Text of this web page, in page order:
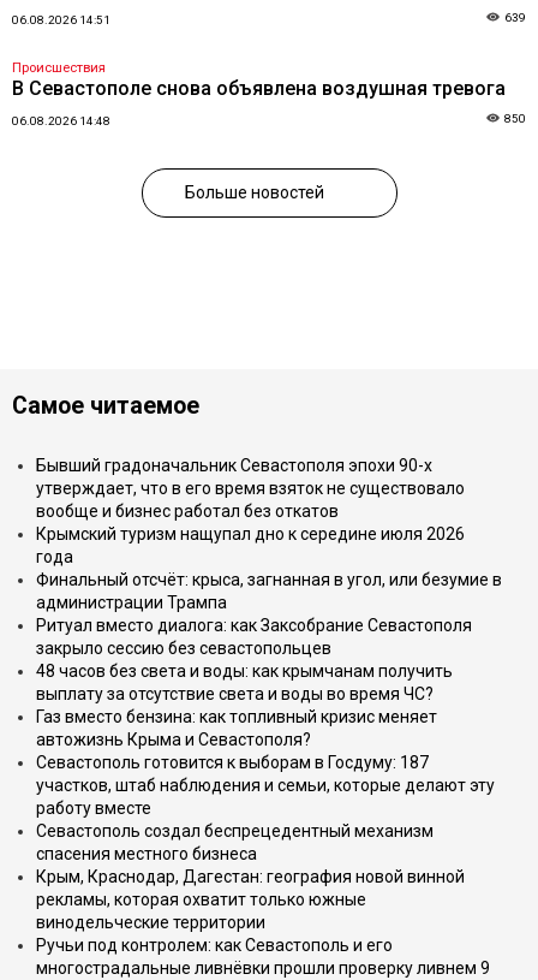
06.08.2026 14:51 639
Происшествия
В Севастополе снова объявлена воздушная тревога
06.08.2026 14:48 850
Больше новостей
Самое читаемое
Бывший градоначальник Севастополя эпохи 90-х
утверждает, что в его время взяток не существовало
вообще и бизнес работал без откатов
Крымский туризм нащупал дно к середине июля 2026
года
Финальный отсчёт: крыса, загнанная в угол, или безумие в
администрации Трампа
Ритуал вместо диалога: как Заксобрание Севастополя
закрыло сессию без севастопольцев
48 часов без света и воды: как крымчанам получить
выплату за отсутствие света и воды во время ЧС?
Газ вместо бензина: как топливный кризис меняет
автожизнь Крыма и Севастополя?
Севастополь готовится к выборам в Госдуму: 187
участков, штаб наблюдения и семьи, которые делают эту
работу вместе
Севастополь создал беспрецедентный механизм
спасения местного бизнеса
Крым, Краснодар, Дагестан: география новой винной
рекламы, которая охватит только южные
винодельческие территории
Ручьи под контролем: как Севастополь и его
многострадальные ливнёвки прошли проверку ливнем 9